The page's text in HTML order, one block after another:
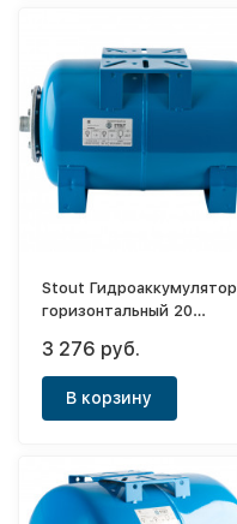
Stout Гидроаккумулятор
горизонтальный 20
3 276 руб.
В корзину